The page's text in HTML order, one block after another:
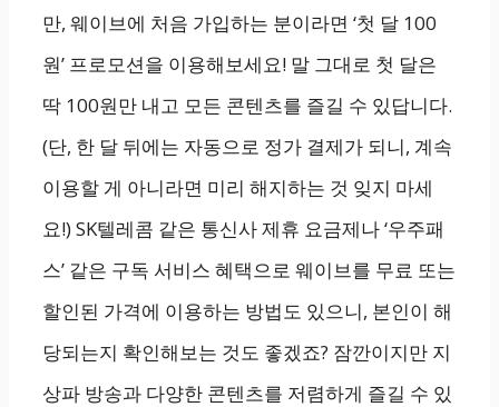
만, 웨이브에 처음 가입하는 분이라면 ‘첫 달 100
원’ 프로모션을 이용해보세요! 말 그대로 첫 달은
딱 100원만 내고 모든 콘텐츠를 즐길 수 있답니다.
(단, 한 달 뒤에는 자동으로 정가 결제가 되니, 계속
이용할 게 아니라면 미리 해지하는 것 잊지 마세
요!) SK텔레콤 같은 통신사 제휴 요금제나 ‘우주패
스’ 같은 구독 서비스 혜택으로 웨이브를 무료 또는
할인된 가격에 이용하는 방법도 있으니, 본인이 해
당되는지 확인해보는 것도 좋겠죠? 잠깐이지만 지
상파 방송과 다양한 콘텐츠를 저렴하게 즐길 수 있